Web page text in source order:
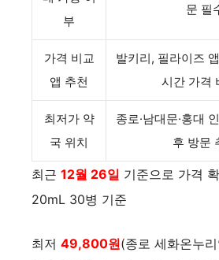
부
문 필
가격 비교
앱 추천
발키리, 필라이즈
시간 가격
최저가 약
국 위치
종로·남대문·홍대
후 방문
최근 12월 26일 기준으로 가격
20mL 30병 기준
최저 49,800원(종로 세화온누